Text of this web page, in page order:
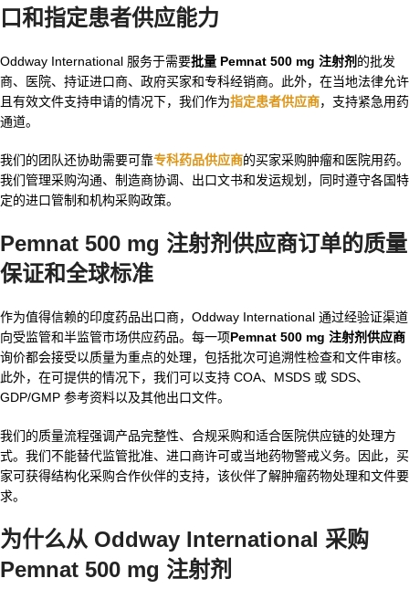
口和指定患者供应能力
Oddway International 服务于需要批量 Pemnat 500 mg 注射剂 的批发
商、医院、持证进口商、政府买家和专科经销商。此外，在当地法律允许
且有效文件支持申请的情况下，我们作为指定患者供应商，支持紧急用药
通道。
我们的团队还协助需要可靠专科药品供应商的买家采购肿瘤和医院用药。
我们管理采购沟通、制造商协调、出口文书和发运规划，同时遵守各国特
定的进口管制和机构采购政策。
Pemnat 500 mg 注射剂供应商订单的质量
保证和全球标准
作为值得信赖的印度药品出口商，Oddway International 通过经验证渠道
向受监管和半监管市场供应药品。每一项Pemnat 500 mg 注射剂供应商
询价都会接受以质量为重点的处理，包括批次可追溯性检查和文件审核。
此外，在可提供的情况下，我们可以支持 COA、MSDS 或 SDS、
GDP/GMP 参考资料以及其他出口文件。
我们的质量流程强调产品完整性、合规采购和适合医院供应链的处理方
式。我们不能替代监管批准、进口商许可或当地药物警戒义务。因此，买
家可获得结构化采购合作伙伴的支持，该伙伴了解肿瘤药物处理和文件要
求。
为什么从 Oddway International 采购
Pemnat 500 mg 注射剂